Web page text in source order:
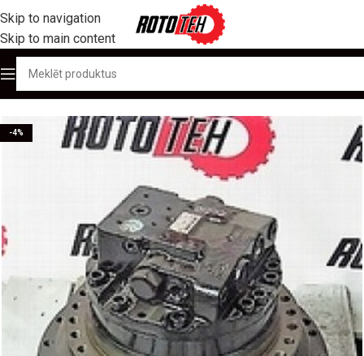
Skip to navigation
Skip to main content
Sākums/Produktu katalogs
-4%